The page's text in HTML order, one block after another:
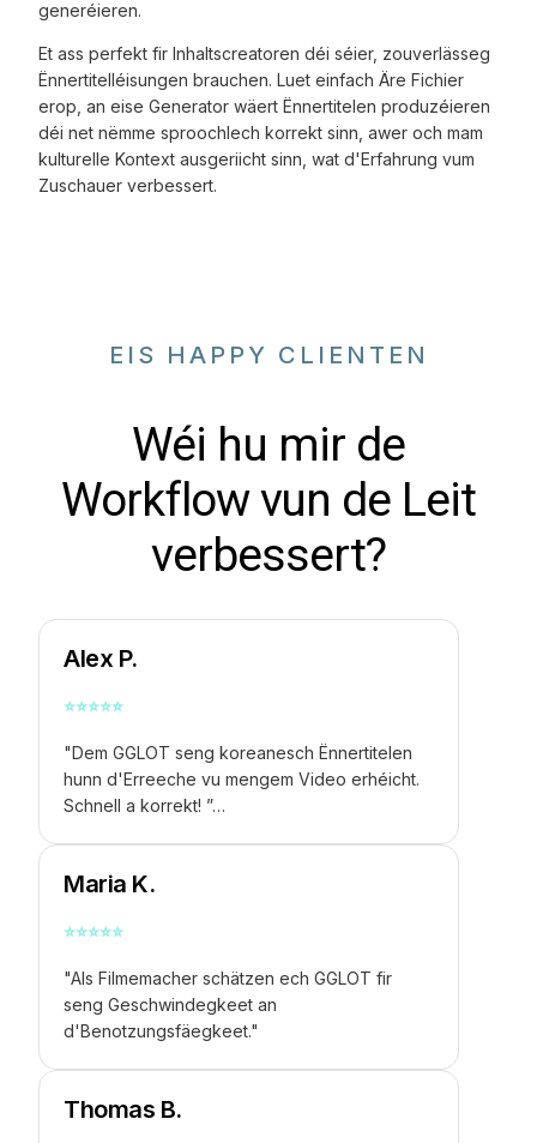
generéieren.
Et ass perfekt fir Inhaltscreatoren déi séier, zouverlässeg
Ënnertitelléisungen brauchen. Luet einfach Äre Fichier
erop, an eise Generator wäert Ënnertitelen produzéieren
déi net nëmme sproochlech korrekt sinn, awer och mam
kulturelle Kontext ausgeriicht sinn, wat d'Erfahrung vum
Zuschauer verbessert.
EIS HAPPY CLIENTEN
Wéi hu mir de
Workflow vun de Leit
verbessert?
Alex P.
⭐⭐⭐⭐⭐
"Dem GGLOT seng koreanesch Ënnertitelen
hunn d'Erreeche vu mengem Video erhéicht.
Schnell a korrekt! ”…
Maria K.
⭐⭐⭐⭐⭐
"Als Filmemacher schätzen ech GGLOT fir
seng Geschwindegkeet an
d'Benotzungsfäegkeet."
Thomas B.